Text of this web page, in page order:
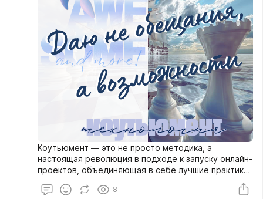
Коутьюмент — это не просто методика, а
настоящая революция в подходе к запуску онлайн-
проектов, объединяющая в себе лучшие практики
успеха.
8